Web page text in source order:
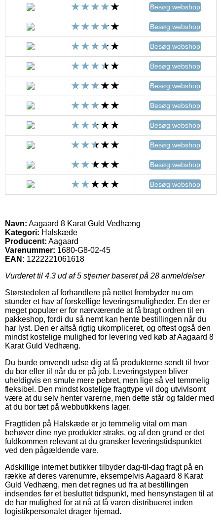
Besøg webshop
Besøg webshop
Besøg webshop
Besøg webshop
Besøg webshop
Besøg webshop
Besøg webshop
Besøg webshop
Besøg webshop
Besøg webshop
Navn: Aagaard 8 Karat Guld Vedhæng
Kategori: Halskæde
Producent: Aagaard
Varenummer: 1680-G8-02-45
EAN: 1222221061618
Vurderet til 4.3 ud af 5 stjerner baseret på 28 anmeldelser
Størstedelen af forhandlere på nettet frembyder nu om
stunder et hav af forskellige leveringsmuligheder. En der er
meget populær er for nærværende at få bragt ordren til en
pakkeshop, fordi du så nemt kan hente bestillingen når du
har lyst. Den er altså rigtig ukompliceret, og oftest også den
mindst kostelige mulighed for levering ved køb af Aagaard 8
Karat Guld Vedhæng.
Du burde omvendt udse dig at få produkterne sendt til hvor
du bor eller til når du er på job. Leveringstypen bliver
uheldigvis en smule mere pebret, men lige så vel temmelig
fleksibel. Den mindst kostelige fragttype vil dog utvivlsomt
være at du selv henter varerne, men dette står og falder med
at du bor tæt på webbutikkens lager.
Fragttiden på Halskæde er jo temmelig vital om man
behøver dine nye produkter straks, og af den grund er det
fuldkommen relevant at du gransker leveringstidspunktet
ved den pågældende vare.
Adskillige internet butikker tilbyder dag-til-dag fragt på en
række af deres varenumre, eksempelvis Aagaard 8 Karat
Guld Vedhæng, men det regnes ud fra at bestillingen
indsendes før et besluttet tidspunkt, med hensynstagen til at
de har mulighed for at nå at få varen distribueret inden
logistikpersonalet drager hjemad.